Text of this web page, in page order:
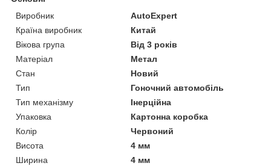
Виробник
AutoExpert
Країна виробник
Китай
Вікова група
Від 3 років
Матеріал
Метал
Стан
Новий
Тип
Гоночний автомобіль
Тип механізму
Інерційна
Упаковка
Картонна коробка
Колір
Червоний
Висота
4 мм
Ширина
4 мм